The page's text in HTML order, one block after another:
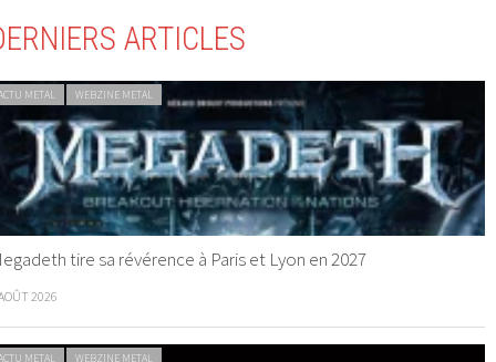
ARTICLES
METAL WEBZINE METAL
tire sa révérence à Paris et Lyon en 2027
2026
METAL WEBZINE METAL